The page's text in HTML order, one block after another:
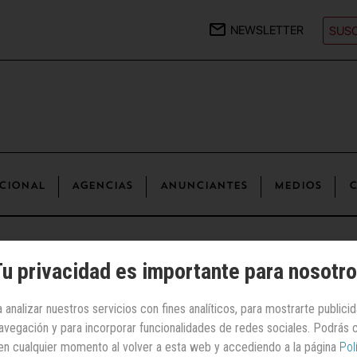
NEWSLETTER
AGENCIAS ANUNCIANTES MEDIOS
Exterior | Ong's
privacidad es importante para
nuestros servicios con fines analíticos, para mostrarte
y para incorporar funcionalidades de redes sociales.
cualquier momento al volver a esta web y accediendo a la página